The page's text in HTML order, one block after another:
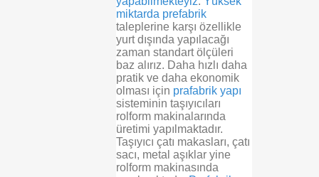
miktarda prefabrik
taleplerine karşı özellikle
yurt dışında yapılacağı
zaman standart ölçüleri
baz alırız. Daha hızlı daha
pratik ve daha ekonomik
olması için prafabrik yapı
sisteminin taşıyıcıları
rolform makinalarında
üretimi yapılmaktadır.
Taşıyıcı çatı makasları, çatı
sacı, metal aşıklar yine
rolform makinasında